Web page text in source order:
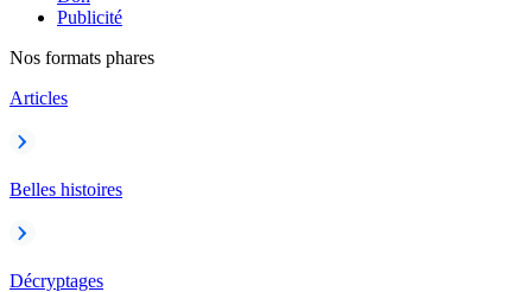
Publicité
Nos formats phares
Articles
Belles histoires
Décryptages